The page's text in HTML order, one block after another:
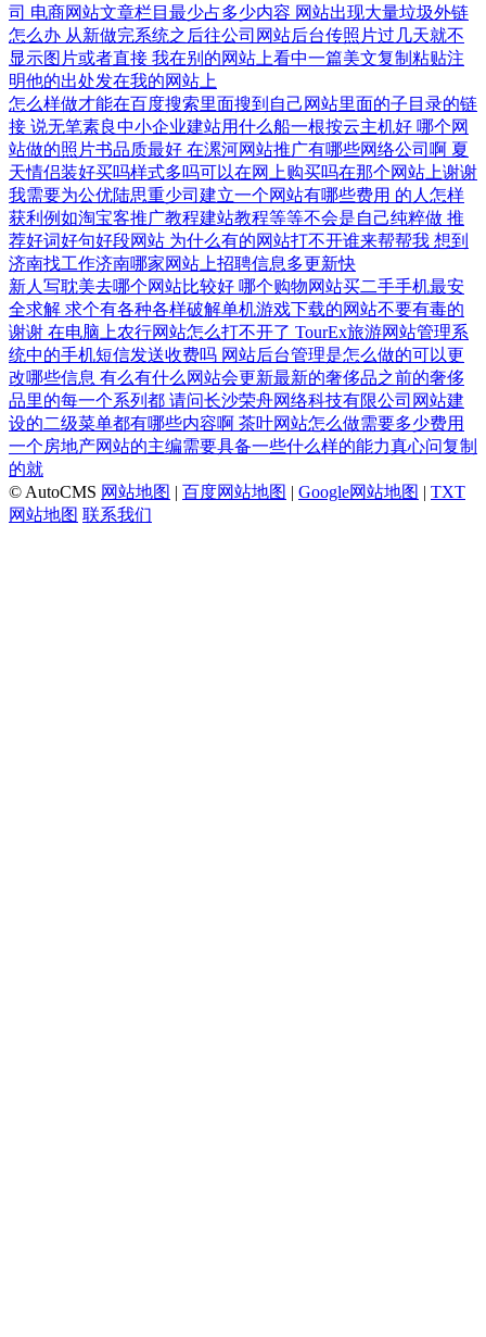
司 电商网站文章栏目最少占多少内容 网站出现大量垃圾外链
怎么办 从新做完系统之后往公司网站后台传照片过几天就不
显示图片或者直接 我在别的网站上看中一篇美文复制粘贴注
明他的出处发在我的网站上
怎么样做才能在百度搜索里面搜到自己网站里面的子目录的链
接 说无笔素良中小企业建站用什么船一根按云主机好 哪个网
站做的照片书品质最好 在漯河网站推广有哪些网络公司啊 夏
天情侣装好买吗样式多吗可以在网上购买吗在那个网站上谢谢
我需要为公优陆思重少司建立一个网站有哪些费用 的人怎样
获利例如淘宝客推广教程建站教程等等不会是自己纯粹做 推
荐好词好句好段网站 为什么有的网站打不开谁来帮帮我 想到
济南找工作济南哪家网站上招聘信息多更新快
新人写耽美去哪个网站比较好 哪个购物网站买二手手机最安
全求解 求个有各种各样破解单机游戏下载的网站不要有毒的
谢谢 在电脑上农行网站怎么打不开了 TourEx旅游网站管理系
统中的手机短信发送收费吗 网站后台管理是怎么做的可以更
改哪些信息 有么有什么网站会更新最新的奢侈品之前的奢侈
品里的每一个系列都 请问长沙荣舟网络科技有限公司网站建
设的二级菜单都有哪些内容啊 茶叶网站怎么做需要多少费用
一个房地产网站的主编需要具备一些什么样的能力真心问复制
的就
© AutoCMS 网站地图 | 百度网站地图 | Google网站地图 | TXT
网站地图 联系我们